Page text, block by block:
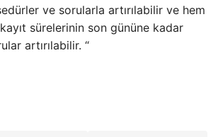
ve sorularla artırılabilir ve hem
sürelerinin son gününe kadar
artırılabilir. “